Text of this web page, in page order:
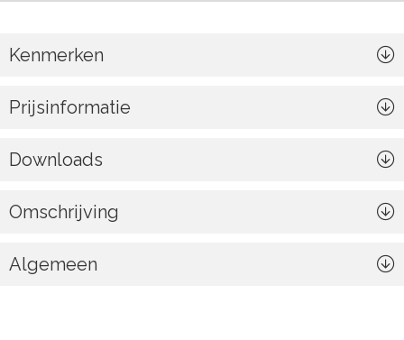
Kenmerken
Prijsinformatie
Downloads
Omschrijving
Algemeen